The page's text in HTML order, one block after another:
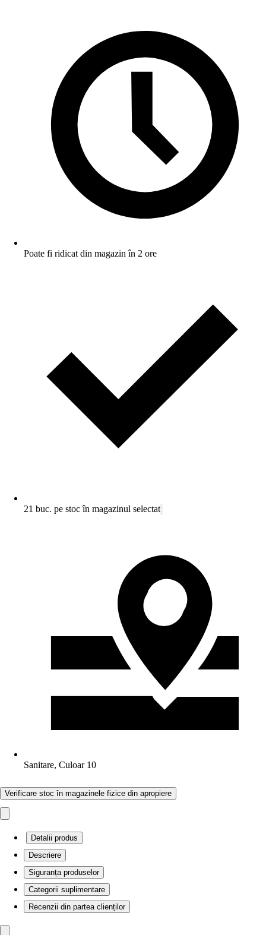
Poate fi ridicat din magazin în 2 ore
21 buc. pe stoc în magazinul selectat
Sanitare, Culoar 10
Verificare stoc în magazinele fizice din apropiere
Detalii produs
Descriere
Siguranța produselor
Categorii suplimentare
Recenzii din partea clienților